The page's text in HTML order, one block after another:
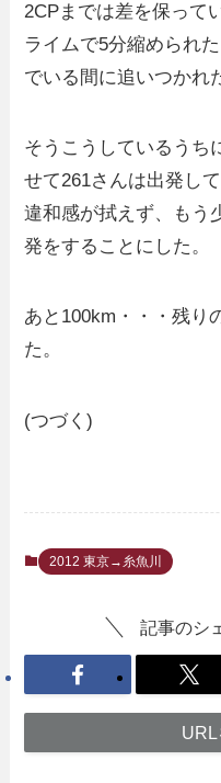
2CPまでは差を保って
ライムで5分縮められ
でいる間に追いつかれ
そうこうしているうち
せて261さんは出発し
違和感が拭えず、もう
発をすることにした。
あと100km・・・残り
た。
(つづく)
2012 東京→糸魚川
記事のシ
URL